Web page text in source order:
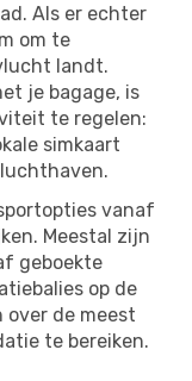
Als er echter
om te
landt.
je bagage, is
te regelen:
simkaart
vanaf
Meestal zijn
geboekte
op de
de meest
te bereiken.